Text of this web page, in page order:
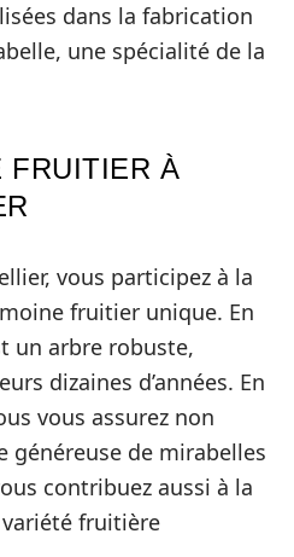
dans la fabrication
une spécialité de la
FRUITIER À
vous participez à la
fruitier unique. En
un arbre robuste,
dizaines d’années. En
vous assurez non
généreuse de mirabelles
contribuez aussi à la
fruitière